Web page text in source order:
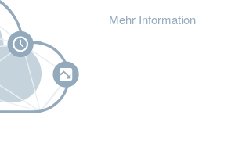
Mehr Information